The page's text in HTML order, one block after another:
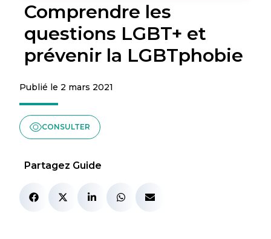
Comprendre les
questions LGBT+ et
prévenir la LGBTphobie
Publié le 2 mars 2021
CONSULTER
Partagez Guide